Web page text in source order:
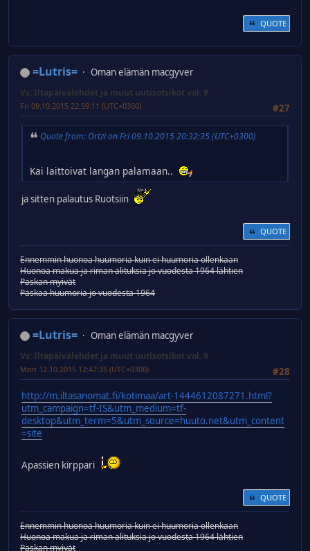
QUOTE
=Lutris= Oman elämän macgyver
Vs: Iltapäivälehdet ja muut uutisotsikot vol. 9
#27
Fri 09.10.2015 22:59:11 (UTC+0300)
Quote from: Örtzi on Fri 09.10.2015 20:32:35 (UTC+0300)
Kai laittoivat langan palamaan..
ja sitten palautus Ruotsiin
QUOTE
Ennemmin huonoa huumoria kuin ei huumoria ollenkaan
Huonoa makua ja riman alituksia jo vuodesta 1964 lähtien
Paskan myivät
Paskaa huumoria jo vuodesta 1964
=Lutris= Oman elämän macgyver
Vs: Iltapäivälehdet ja muut uutisotsikot vol. 9
#28
Mon 12.10.2015 12:47:35 (UTC+0300)
http://m.iltasanomat.fi/kotimaa/art-1444612087271.html?
utm_campaign=tf-IS&utm_medium=tf-
desktop&utm_term=5&utm_source=huuto.net&utm_content
=site
Apassien kirppari
QUOTE
Ennemmin huonoa huumoria kuin ei huumoria ollenkaan
Huonoa makua ja riman alituksia jo vuodesta 1964 lähtien
Paskan myivät